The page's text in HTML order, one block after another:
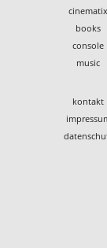
cinematix
books
console
music
kontakt